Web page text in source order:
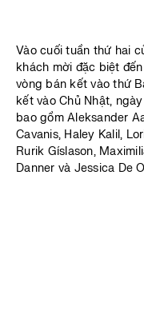
Vào cuối tuần thứ hai
khách mời đặc biệt
vòng bán kết vào thứ
kết vào Chủ Nhật,
bao gồm Aleksander
Cavanis, Haley Kalil,
Rurik Gíslason,
Danner và Jessica De